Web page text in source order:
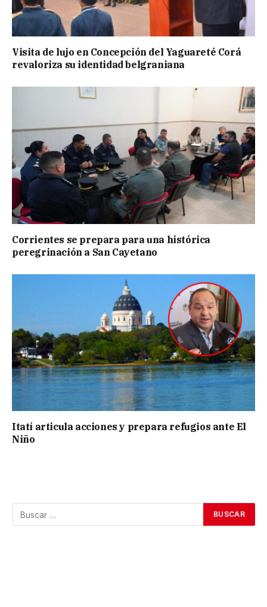
Visita de lujo en Concepción del Yaguareté Corá
revaloriza su identidad belgraniana
Corrientes se prepara para una histórica
peregrinación a San Cayetano
Itatí articula acciones y prepara refugios ante El
Niño